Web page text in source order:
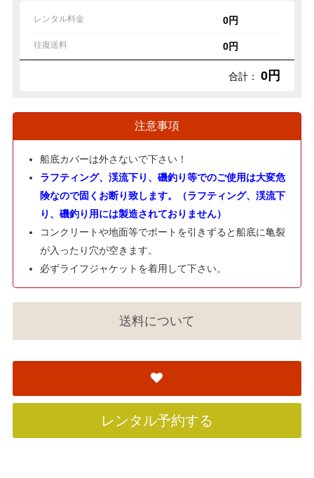
レンタル料金 0円
往復送料 0円
合計： 0円
注意事項
船底カバーは外さないで下さい！
ラフティング、渓流下り、磯釣り等でのご使用は大変危
険なので固くお断り致します。（ラフティング、渓流下
り、磯釣り用には製造されておりません）
コンクリートや地面等でボートを引きずると船底に亀裂
が入ったり穴が空きます。
必ずライフジャケットを着用して下さい。
送料について
レンタル予約する